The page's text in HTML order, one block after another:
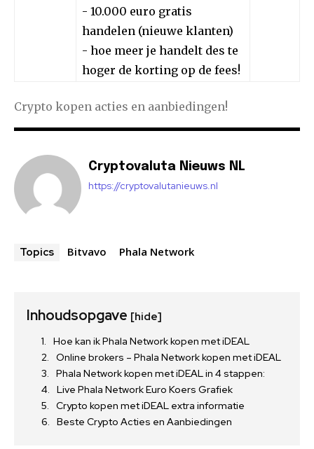
- 10.000 euro gratis
handelen (nieuwe klanten)
- hoe meer je handelt des te
hoger de korting op de fees!
Crypto kopen acties en aanbiedingen!
Cryptovaluta Nieuws NL
https://cryptovalutanieuws.nl
Topics Bitvavo Phala Network
Inhoudsopgave [hide]
Hoe kan ik Phala Network kopen met iDEAL
Online brokers – Phala Network kopen met iDEAL
Phala Network kopen met iDEAL in 4 stappen:
Live Phala Network Euro Koers Grafiek
Crypto kopen met iDEAL extra informatie
Beste Crypto Acties en Aanbiedingen